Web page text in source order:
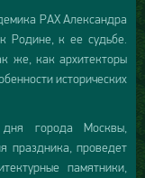
РАХ Александра
Родине, к ее судьбе.
же, как архитекторы
исторических
города Москвы,
праздника, проведет
памятники,